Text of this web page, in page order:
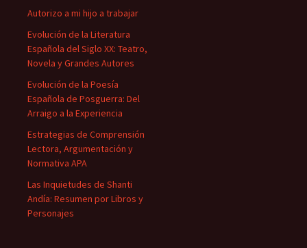
Autorizo a mi hijo a trabajar
Evolución de la Literatura
Española del Siglo XX: Teatro,
Novela y Grandes Autores
Evolución de la Poesía
Española de Posguerra: Del
Arraigo a la Experiencia
Estrategias de Comprensión
Lectora, Argumentación y
Normativa APA
Las Inquietudes de Shanti
Andía: Resumen por Libros y
Personajes